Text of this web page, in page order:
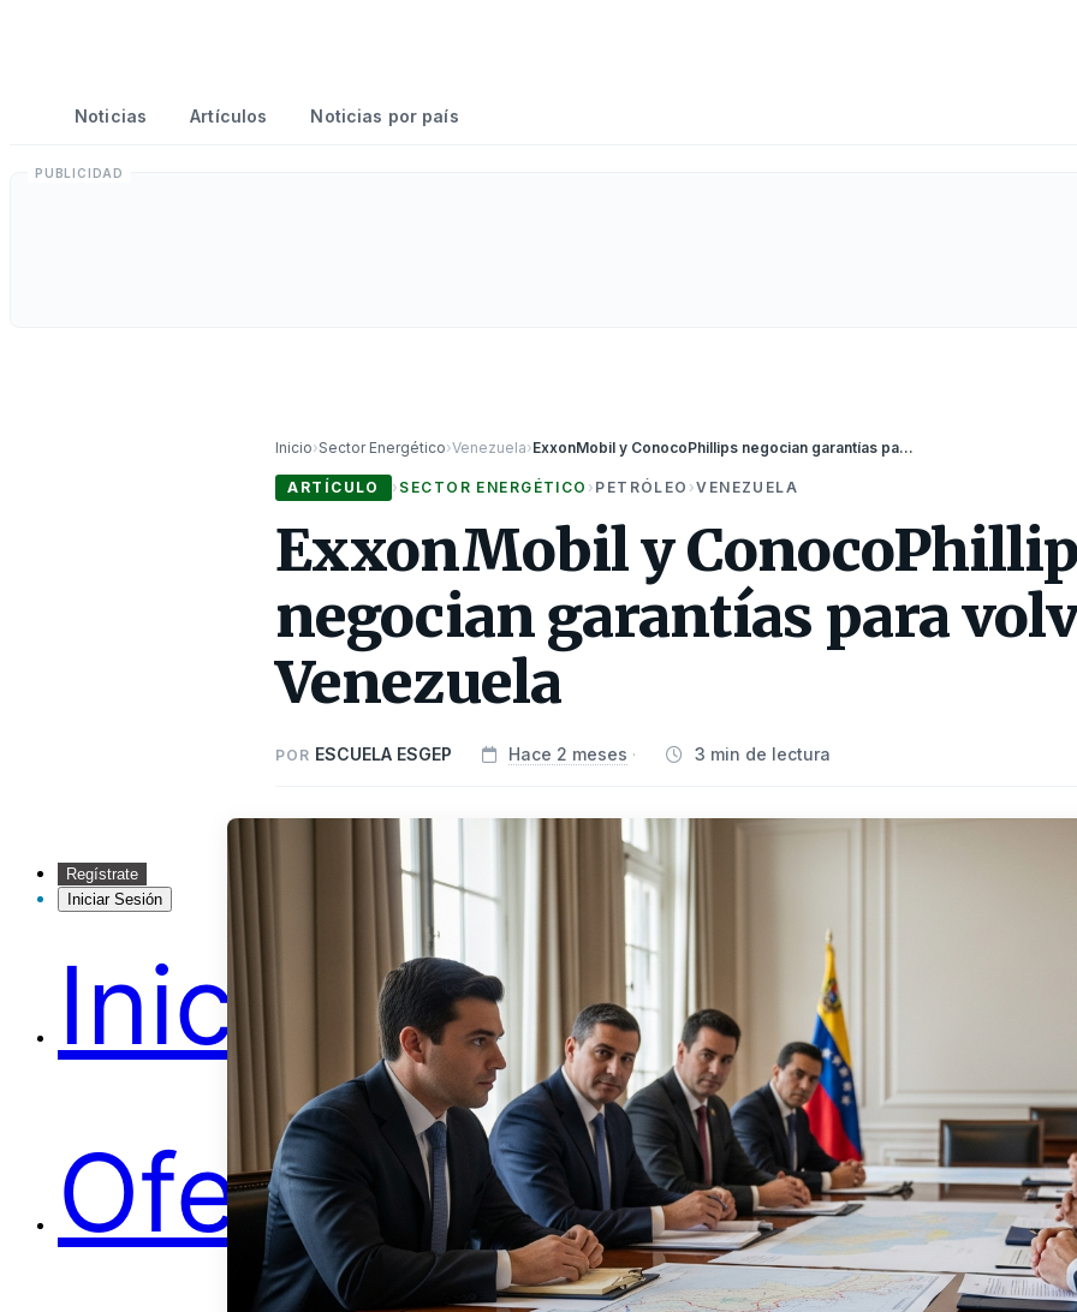
Regístrate
Iniciar Sesión
Inicio
Ofertas
Noticias Artículos Noticias por país
Inicio›Sector Energético›Venezuela› ExxonMobil y ConocoPhillips negocian garantías para volver a Venezuela
ARTÍCULO › SECTOR ENERGÉTICO › PETRÓLEO ›VENEZUELA
ExxonMobil y
negocian garantías para
Venezuela
POR ESCUELA ESGEP Hace 2 meses · 3 min de lectura